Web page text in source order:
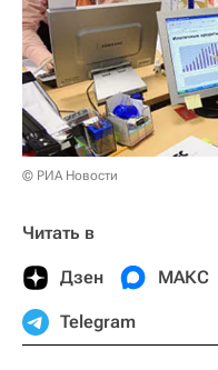
© РИА Новости
Читать в
Дзен МАКС
Telegram